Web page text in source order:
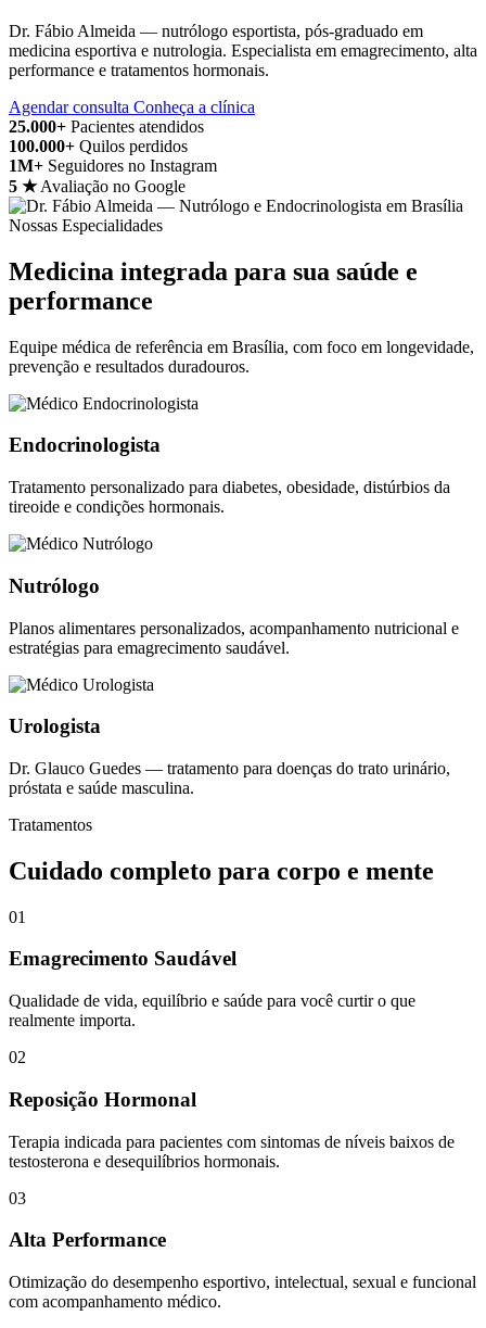
Dr. Fábio Almeida — nutrólogo esportista, pós-graduado em
medicina esportiva e nutrologia. Especialista em emagrecimento, alta
performance e tratamentos hormonais.
Agendar consulta Conheça a clínica
25.000+ Pacientes atendidos
100.000+ Quilos perdidos
1M+ Seguidores no Instagram
5 ★ Avaliação no Google
Nossas Especialidades
Medicina integrada para sua saúde e
performance
Equipe médica de referência em Brasília, com foco em longevidade,
prevenção e resultados duradouros.
Endocrinologista
Tratamento personalizado para diabetes, obesidade, distúrbios da
tireoide e condições hormonais.
Nutrólogo
Planos alimentares personalizados, acompanhamento nutricional e
estratégias para emagrecimento saudável.
Urologista
Dr. Glauco Guedes — tratamento para doenças do trato urinário,
próstata e saúde masculina.
Tratamentos
Cuidado completo para corpo e mente
01
Emagrecimento Saudável
Qualidade de vida, equilíbrio e saúde para você curtir o que
realmente importa.
02
Reposição Hormonal
Terapia indicada para pacientes com sintomas de níveis baixos de
testosterona e desequilíbrios hormonais.
03
Alta Performance
Otimização do desempenho esportivo, intelectual, sexual e funcional
com acompanhamento médico.